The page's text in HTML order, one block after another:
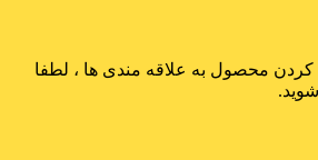
کردن محصول به علاقه مندی ها ، لطفا